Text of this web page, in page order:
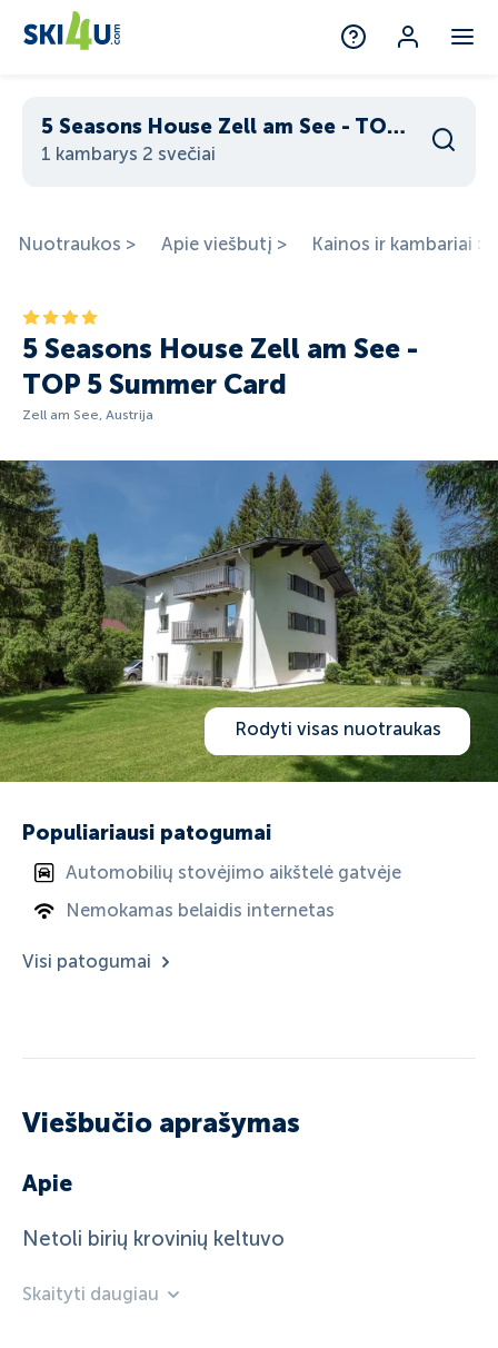
5 Seasons House Zell am See - TOP 5 Summer Card
1 kambarys 2 svečiai
Nuotraukos > Apie viešbutį > Kainos ir kambariai >
5 Seasons House Zell am See -
TOP 5 Summer Card
Zell am See, Austrija
Rodyti visas nuotraukas
Populiariausi patogumai
Automobilių stovėjimo aikštelė gatvėje
Nemokamas belaidis internetas
Visi patogumai
Viešbučio aprašymas
Apie
Netoli birių krovinių keltuvo
Skaityti daugiau